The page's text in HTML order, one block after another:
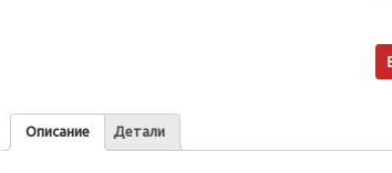
Описание Детали